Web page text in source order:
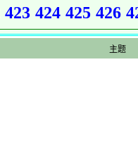
423 424 425 426
主题